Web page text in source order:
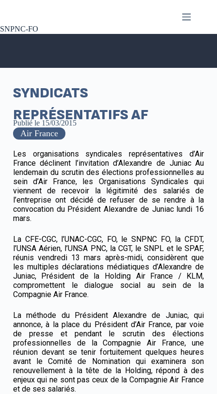
SNPNC-FO
SYNDICATS
REPRÉSENTATIFS AF
Publié le 15/03/2015
Air France
Les organisations syndicales représentatives d’Air
France déclinent l’invitation d’Alexandre de Juniac Au
lendemain du scrutin des élections professionnelles au
sein d’Air France, les Organisations Syndicales qui
viennent de recevoir la légitimité des salariés de
l’entreprise ont décidé de refuser de se rendre à la
convocation du Président Alexandre de Juniac lundi 16
mars.
La CFE-CGC, l’UNAC-CGC, FO, le SNPNC FO, la CFDT,
l’UNSA Aérien, l’UNSA PNC, la CGT, le SNPL et le SPAF,
réunis vendredi 13 mars après-midi, considèrent que
les multiples déclarations médiatiques d’Alexandre de
Juniac, Président de la Holding Air France / KLM,
compromettent le dialogue social au sein de la
Compagnie Air France.
La méthode du Président Alexandre de Juniac, qui
annonce, à la place du Président d’Air France, par voie
de presse et pendant le scrutin des élections
professionnelles de la Compagnie Air France, une
réunion devant se tenir fortuitement quelques heures
avant le Comité de Nomination qui examinera son
renouvellement à la tête de la Holding, répond à des
enjeux qui ne sont pas ceux de la Compagnie Air France
et de ses salariés.